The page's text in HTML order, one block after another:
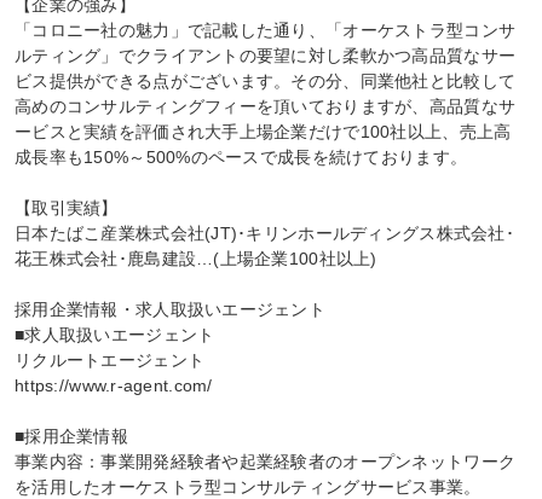
【企業の強み】
「コロニー社の魅力」で記載した通り、「オーケストラ型コンサ
ルティング」でクライアントの要望に対し柔軟かつ高品質なサー
ビス提供ができる点がございます。その分、同業他社と比較して
高めのコンサルティングフィーを頂いておりますが、高品質なサ
ービスと実績を評価され大手上場企業だけで100社以上、売上高
成長率も150%～500%のペースで成長を続けております。
【取引実績】
日本たばこ産業株式会社(JT)･キリンホールディングス株式会社･
花王株式会社･鹿島建設…(上場企業100社以上)
採用企業情報・求人取扱いエージェント
■求人取扱いエージェント
リクルートエージェント
https://www.r-agent.com/
■採用企業情報
事業内容：事業開発経験者や起業経験者のオープンネットワーク
を活用したオーケストラ型コンサルティングサービス事業。